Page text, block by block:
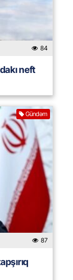
84
neft
Gündəm
87